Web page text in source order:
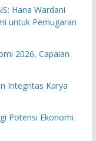
Hana Wardani
untuk Pemugaran
2026, Capaian
Integritas Karya
Potensi Ekonomi